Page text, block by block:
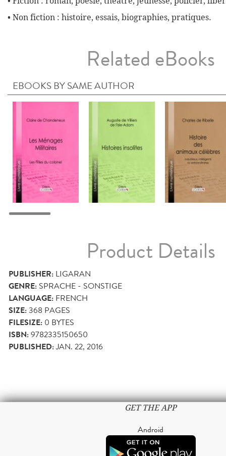
• Non fiction : histoire, essais, biographies, pratiques.
Related eBooks
EBOOKS BY SAME AUTHOR
Product Details
PUBLISHER: LIGARAN
GENRE: SPRACHE - SONSTIGE
LANGUAGE: FRENCH
SIZE:368 PAGES
FILESIZE: 0 BYTES
ISBN:9782335150650
PUBLISHED:JAN. 22, 2016
GET THE APP
Android